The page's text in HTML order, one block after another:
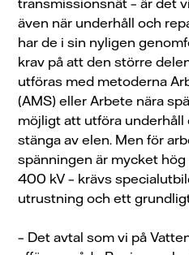
även när underhåll och
har de i sin nyligen
krav på att den större
utföras med metoderna
(AMS) eller Arbete nära
möjligt att utföra
stänga av elen. Men för
spänningen är mycket
400 kV – krävs
utrustning och ett
– Det avtal som vi på